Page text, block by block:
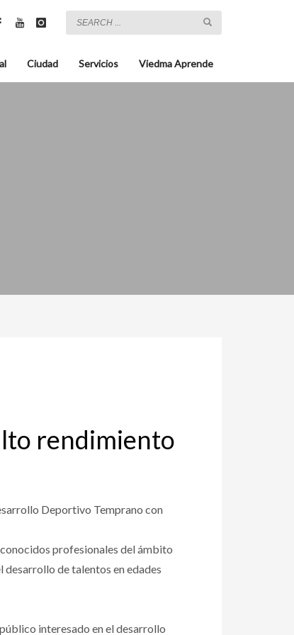
Ciudad Servicios Viedma Aprende
rendimiento
Deportivo Temprano con
profesionales del ámbito
de talentos en edades
interesado en el desarrollo